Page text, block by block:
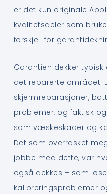
er det kun originale
kvalitetsdeler som
forskjell for
Garantien dekker
det reparerte området.
skjermreparasjoner,
problemer, og faktisk
som væskeskader og
Det som overrasket
jobbe med dette, var
også dekkes – som
kalibreringsproblemer